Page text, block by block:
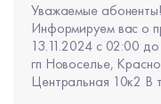
Уважаемые абоненты!
Информируем вас о
13.11.2024 с 02:00
гп Новоселье, Красносельское
Центральная 10к2 В течение этого времени возможны